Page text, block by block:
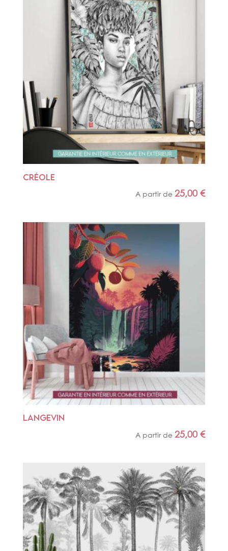
CRÉOLE
A partir de25,00€
LANGEVIN
A partir de25,00€